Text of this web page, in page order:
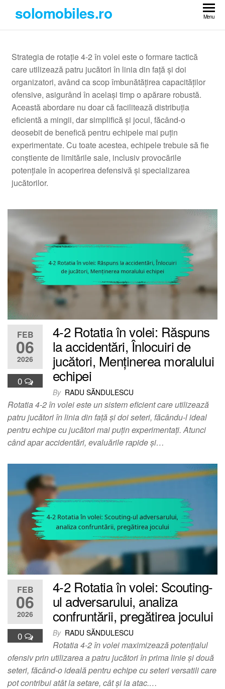
the
solomobiles.ro Menu
Strategia de rotație 4-2 în volei este o formare tactică
care utilizează patru jucători în linia din față și doi
organizatori, având ca scop îmbunătățirea capacităților
ofensive, asigurând în același timp o apărare robustă.
Această abordare nu doar că facilitează distribuția
eficientă a mingii, dar simplifică și jocul, făcând-o
deosebit de benefică pentru echipele mai puțin
experimentate. Cu toate acestea, echipele trebuie să fie
conștiente de limitările sale, inclusiv provocările
potențiale în acoperirea defensivă și specializarea
jucătorilor.
FEB
06
2026
0
4-2 Rotatia în volei: Răspuns
la accidentări, Înlocuiri de
jucători, Menținerea moralului
echipei
By RADU SĂNDULESCU
Rotatia 4-2 în volei este un sistem eficient care utilizează
patru jucători în linia din față și doi seteri, făcându-l ideal
pentru echipe cu jucători mai puțin experimentați. Atunci
când apar accidentări, evaluările rapide și…
FEB
06
2026
0
4-2 Rotatia în volei: Scouting-
ul adversarului, analiza
confruntării, pregătirea jocului
By RADU SĂNDULESCU
Rotatia 4-2 în volei maximizează potențialul
ofensiv prin utilizarea a patru jucători în prima linie și două
seteri, făcând-o ideală pentru echipe cu seteri versatili care
pot contribui atât la setare, cât și la atac.…